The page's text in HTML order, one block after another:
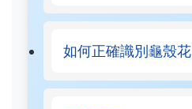
如何正確識別龜殼花